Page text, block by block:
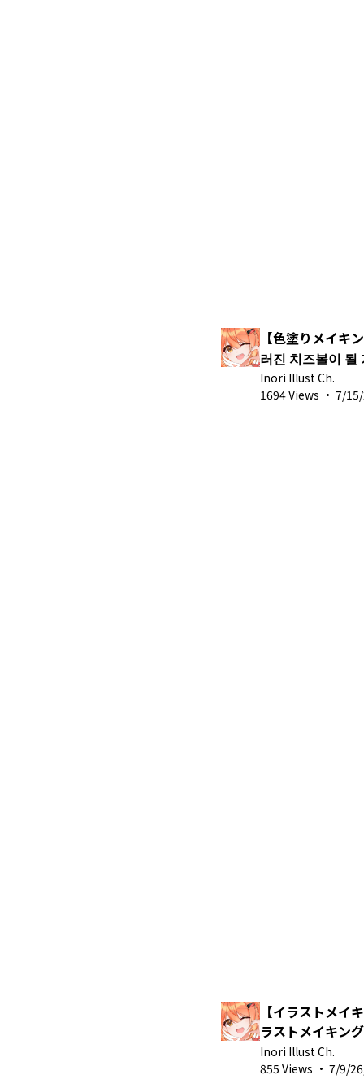
【色塗りメイキ
러진 치즈볼이
ストメイキング
Inori Illust Ch.
1694 Views · 7/
【イラストメ
ラストメイキング
Inori Illust Ch.
855 Views · 7/9/